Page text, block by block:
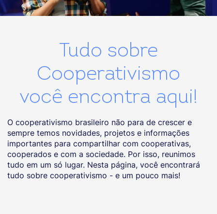
Tudo sobre
Cooperativismo
você encontra aqui!
O cooperativismo brasileiro não para de crescer e
sempre temos novidades, projetos e informações
importantes para compartilhar com cooperativas,
cooperados e com a sociedade. Por isso, reunimos
tudo em um só lugar. Nesta página, você encontrará
tudo sobre cooperativismo - e um pouco mais!